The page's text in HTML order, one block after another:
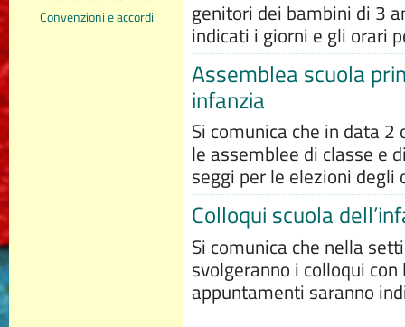
Convenzioni e accordi
genitori dei bambini di 3
indicati i giorni e gli orari
Assemblea scuola
infanzia
Si comunica che in data
le assemblee di classe e
seggi per le elezioni degli
Colloqui scuola
Si comunica che nella
svolgeranno i colloqui
appuntamenti saranno